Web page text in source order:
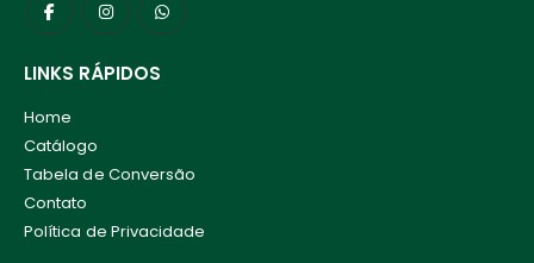
LINKS RÁPIDOS
Home
Catálogo
Tabela de Conversão
Contato
Política de Privacidade